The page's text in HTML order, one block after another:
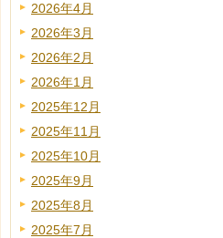
2026年4月
2026年3月
2026年2月
2026年1月
2025年12月
2025年11月
2025年10月
2025年9月
2025年8月
2025年7月